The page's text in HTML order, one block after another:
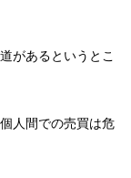
があるというとこ
人間での売買は危